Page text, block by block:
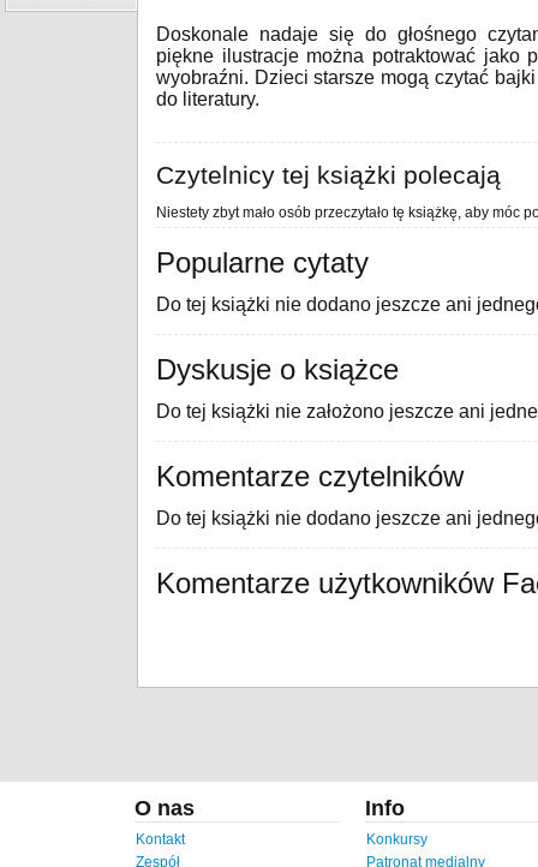
Doskonale nadaje się do głośnego
piękne ilustracje można potraktować jako
wyobraźni. Dzieci starsze mogą czytać
do literatury.
Czytelnicy tej książki polecają
Niestety zbyt mało osób przeczytało tę książkę, aby móc
Popularne cytaty
Do tej książki nie dodano jeszcze ani
Dyskusje o książce
Do tej książki nie założono jeszcze ani
Komentarze czytelników
Do tej książki nie dodano jeszcze ani
Komentarze użytkowników
O nas
Kontakt
Zespół
Info
Konkursy
Patronat medialny